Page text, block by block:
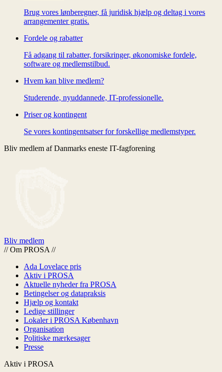
Brug vores lønberegner, få juridisk hjælp og deltag i vores
arrangementer gratis.
Fordele og rabatter
Få adgang til rabatter, forsikringer, økonomiske fordele,
software og medlemstilbud.
Hvem kan blive medlem?
Studerende, nyuddannede, IT-professionelle.
Priser og kontingent
Se vores kontingentsatser for forskellige medlemstyper.
Bliv medlem af Danmarks eneste IT-fagforening
Bliv medlem
// Om PROSA //
Ada Lovelace pris
Aktiv i PROSA
Aktuelle nyheder fra PROSA
Betingelser og datapraksis
Hjælp og kontakt
Ledige stillinger
Lokaler i PROSA København
Organisation
Politiske mærkesager
Presse
Aktiv i PROSA